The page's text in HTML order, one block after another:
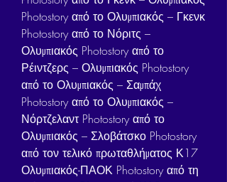
Photostory από το Ολυμπιακός – Γκενκ
Photostory από το Νόριτς –
Ολυμπιακός Photostory από το
Ρέιντζερς – Ολυμπιακός Photostory
από το Ολυμπιακός – Σαμπάχ
Photostory από το Ολυμπιακός –
Νόρτζελαντ Photostory από το
Ολυμπιακός – Σλοβάτσκο Photostory
από τον τελικό πρωταθλήματος Κ17
Ολυμπιακός-ΠΑΟΚ Photostory από τη